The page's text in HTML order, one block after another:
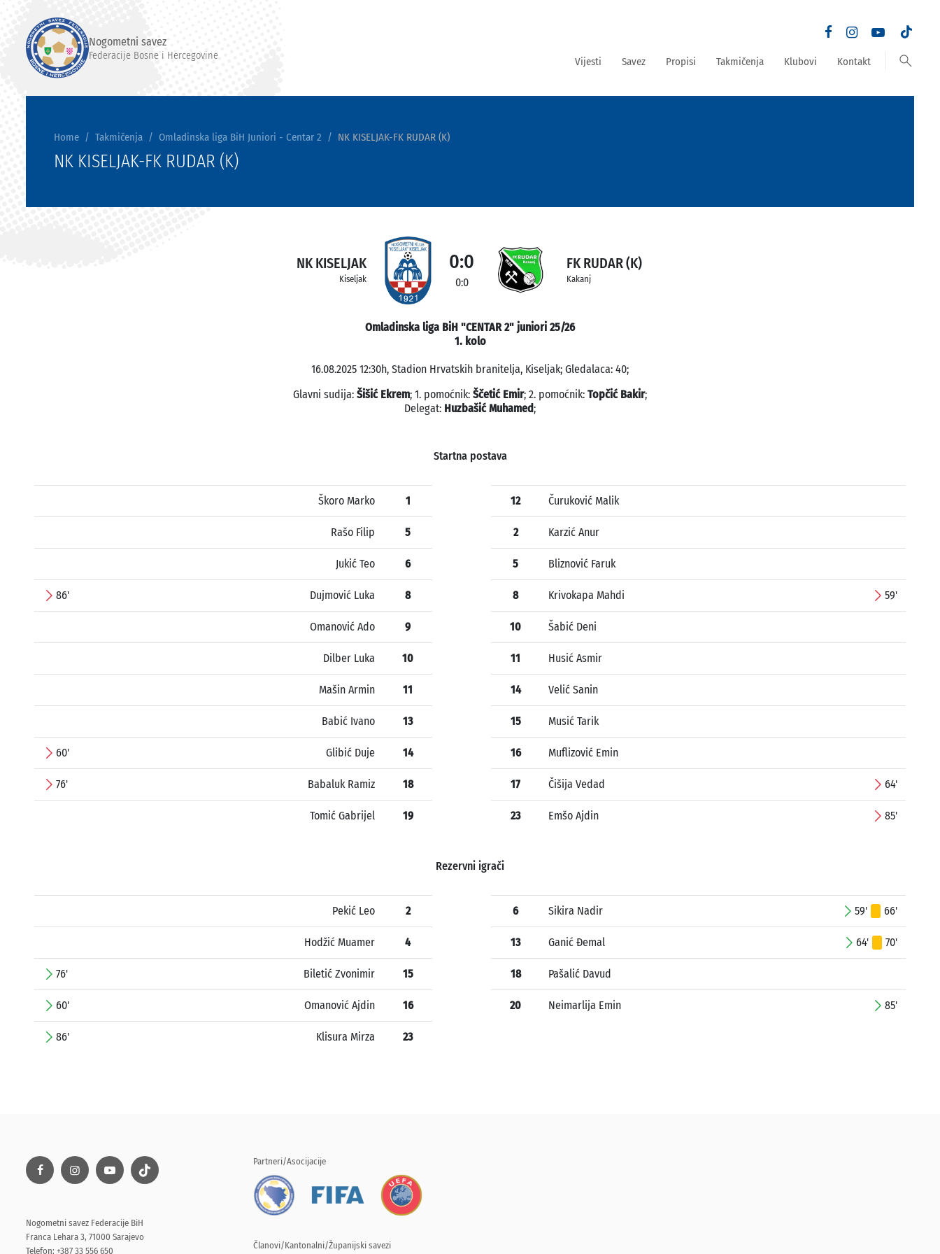
Nogometni savez
Federacije Bosne i Hercegovine Vijesti Savez Propisi Takmičenja Klubovi Kontakt search
Home Takmičenja Omladinska liga BiH Juniori - Centar 2 NK KISELJAK-FK RUDAR (K)
NK KISELJAK-FK RUDAR (K)
NK KISELJAK
Kiseljak
0:0
0:0
FK RUDAR (K)
Kakanj
Omladinska liga BiH "CENTAR 2" juniori 25/26
1. kolo
16.08.2025 12:30h, Stadion Hrvatskih branitelja, Kiseljak; Gledalaca: 40;
Glavni sudija: Šišić Ekrem; 1. pomoćnik: Ščetić Emir; 2. pomoćnik: Topčić Bakir;
Delegat: Huzbašić Muhamed;
Startna postava
Škoro Marko 1
Rašo Filip 5
Jukić Teo 6
86' Dujmović Luka 8
Omanović Ado 9
Dilber Luka 10
Mašin Armin 11
Babić Ivano 13
60' Glibić Duje 14
76' Babaluk Ramiz 18
Tomić Gabrijel 19
12 Čuruković Malik
2 Karzić Anur
5 Bliznović Faruk
8 Krivokapa Mahdi 59'
10 Šabić Deni
11 Husić Asmir
14 Velić Sanin
15 Musić Tarik
16 Muflizović Emin
17 Čišija Vedad 64'
23 Emšo Ajdin 85'
Rezervni igrači
Pekić Leo 2
Hodžić Muamer 4
76' Biletić Zvonimir 15
60' Omanović Ajdin 16
86' Klisura Mirza 23
6 Sikira Nadir 59' 66'
13 Ganić Đemal 64' 70'
18 Pašalić Davud
20 Neimarlija Emin 85'
Nogometni savez Federacije BiH
Franca Lehara 3, 71000 Sarajevo
Telefon: +387 33 556 650
Partneri/Asocijacije
Članovi/Kantonalni/Županijski savezi